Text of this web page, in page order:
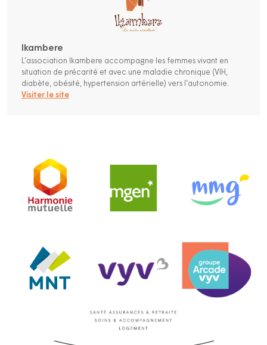
Ikambere
L’association Ikambere accompagne les femmes vivant en
situation de précarité et avec une maladie chronique (VIH,
diabète, obésité, hypertension artérielle) vers l’autonomie.
Visiter le site